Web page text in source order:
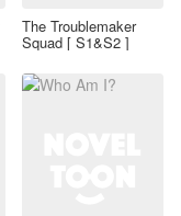
The Troublemaker
Squad [ S1&S2 ]